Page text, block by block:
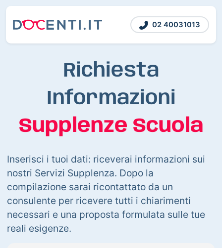
02 40031013
Richiesta
Informazioni
Supplenze Scuola
Inserisci i tuoi dati: riceverai informazioni sui
nostri Servizi Supplenza. Dopo la
compilazione sarai ricontattato da un
consulente per ricevere tutti i chiarimenti
necessari e una proposta formulata sulle tue
reali esigenze.